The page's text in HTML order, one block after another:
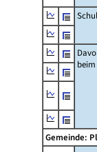
beim
Gemeinde: